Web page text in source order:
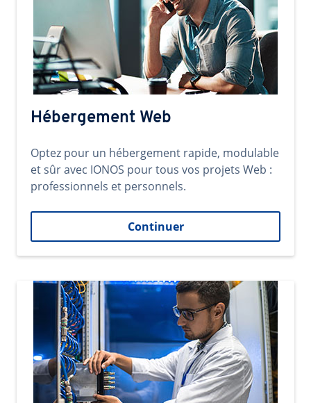
Hébergement Web
Optez pour un hébergement rapide, modulable
et sûr avec IONOS pour tous vos projets Web :
professionnels et personnels.
Continuer